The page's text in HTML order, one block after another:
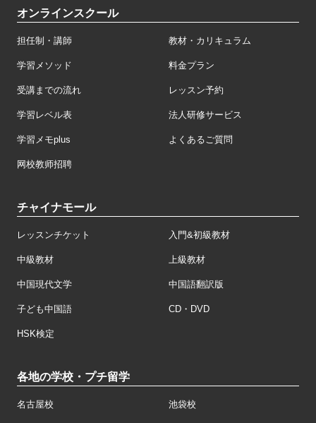
オンラインスクール
担任制・講師 教材・カリキュラム
学習メソッド 料金プラン
受講までの流れ レッスン予約
学習レベル表 法人研修サービス
学習メモplus よくあるご質問
网校教师招聘
チャイナモール
レッスンチケット 入門&初級教材
中級教材 上級教材
中国現代文学 中国語翻訳版
子ども中国語 CD・DVD
HSK検定
各地の学校・プチ留学
名古屋校 池袋校